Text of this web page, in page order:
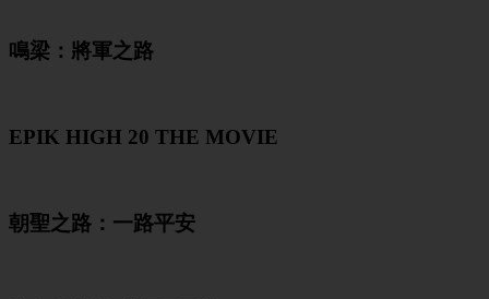
鳴梁：將軍之路
EPIK HIGH 20 THE MOVIE
朝聖之路：一路平安